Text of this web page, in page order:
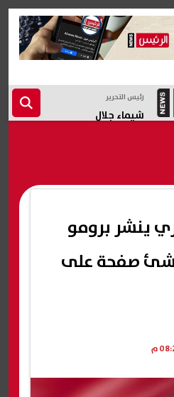
رئيس التحرير
شيماء جلال
ينشر برومو
صفحة على